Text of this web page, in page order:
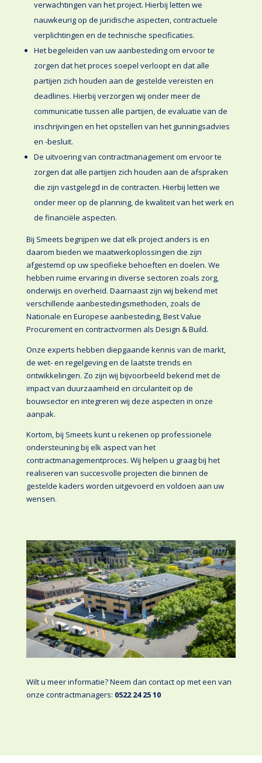
verwachtingen van het project. Hierbij letten we
nauwkeurig op de juridische aspecten, contractuele
verplichtingen en de technische specificaties.
Het begeleiden van uw aanbesteding om ervoor te
zorgen dat het proces soepel verloopt en dat alle
partijen zich houden aan de gestelde vereisten en
deadlines. Hierbij verzorgen wij onder meer de
communicatie tussen alle partijen, de evaluatie van de
inschrijvingen en het opstellen van het gunningsadvies
en -besluit.
De uitvoering van contractmanagement om ervoor te
zorgen dat alle partijen zich houden aan de afspraken
die zijn vastgelegd in de contracten. Hierbij letten we
onder meer op de planning, de kwaliteit van het werk en
de financiële aspecten.
Bij Smeets begrijpen we dat elk project anders is en
daarom bieden we maatwerkoplossingen die zijn
afgestemd op uw specifieke behoeften en doelen. We
hebben ruime ervaring in diverse sectoren zoals zorg,
onderwijs en overheid. Daarnaast zijn wij bekend met
verschillende aanbestedingsmethoden, zoals de
Nationale en Europese aanbesteding, Best Value
Procurement en contractvormen als Design & Build.
Onze experts hebben diepgaande kennis van de markt,
de wet- en regelgeving en de laatste trends en
ontwikkelingen. Zo zijn wij bijvoorbeeld bekend met de
impact van duurzaamheid en circulariteit op de
bouwsector en integreren wij deze aspecten in onze
aanpak.
Kortom, bij Smeets kunt u rekenen op professionele
ondersteuning bij elk aspect van het
contractmanagementproces. Wij helpen u graag bij het
realiseren van succesvolle projecten die binnen de
gestelde kaders worden uitgevoerd en voldoen aan uw
wensen.
Wilt u meer informatie?Neem dan contact op met een van
onze contractmanagers: 0522 24 25 10